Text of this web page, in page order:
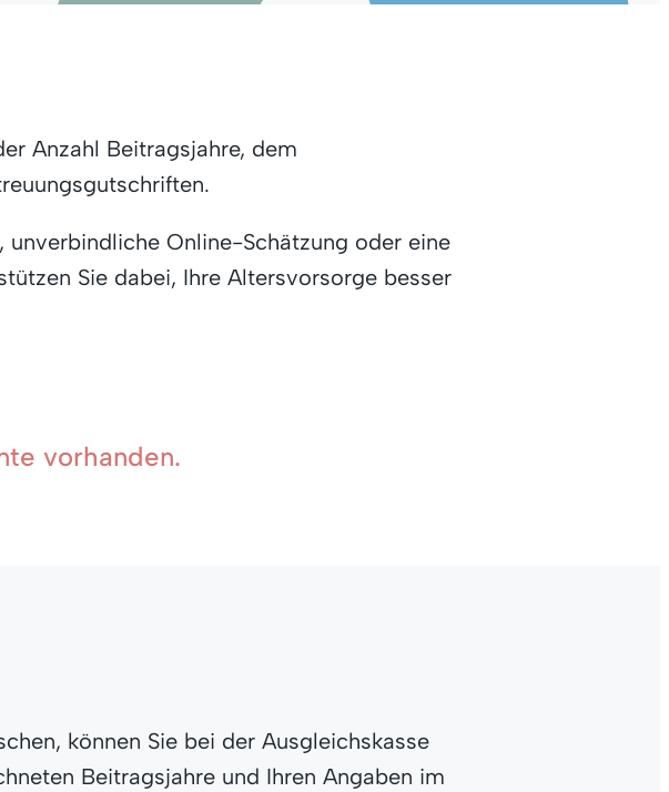
Anzahl Beitragsjahre, dem
Online-Schätzung oder eine
Sie dabei, Ihre Altersvorsorge besser
vorhanden.
können Sie bei der Ausgleichskasse
Beitragsjahre und Ihren Angaben im